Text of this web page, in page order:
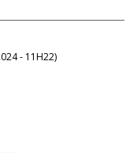
- 11H22)